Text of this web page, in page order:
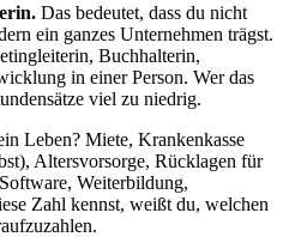
Das bedeutet, dass du nicht
ein ganzes Unternehmen trägst.
Buchhalterin,
in einer Person. Wer das
viel zu niedrig.
Leben? Miete, Krankenkasse
Altersvorsorge, Rücklagen für
Weiterbildung,
Zahl kennst, weißt du, welchen